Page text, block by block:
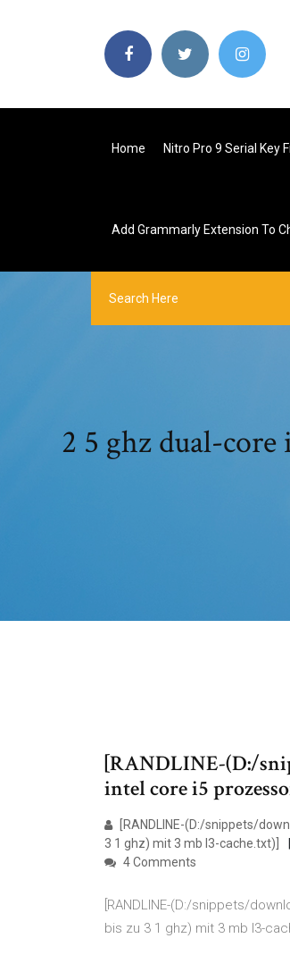
Home Nitro Pro 9 Serial Key
Add Grammarly Extension To
2 5 ghz dual-
[RANDLINE-(D:/
intel core i5
[RANDLINE-(D:/snippets/
3 1 ghz) mit 3 mb l3-cache.txt)]
4 Comments
[RANDLINE-(D:/snippets/
bis zu 3 1 ghz) mit 3 mb l3-